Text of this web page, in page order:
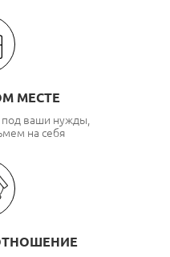
МЕСТЕ
под ваши нужды,
на себя